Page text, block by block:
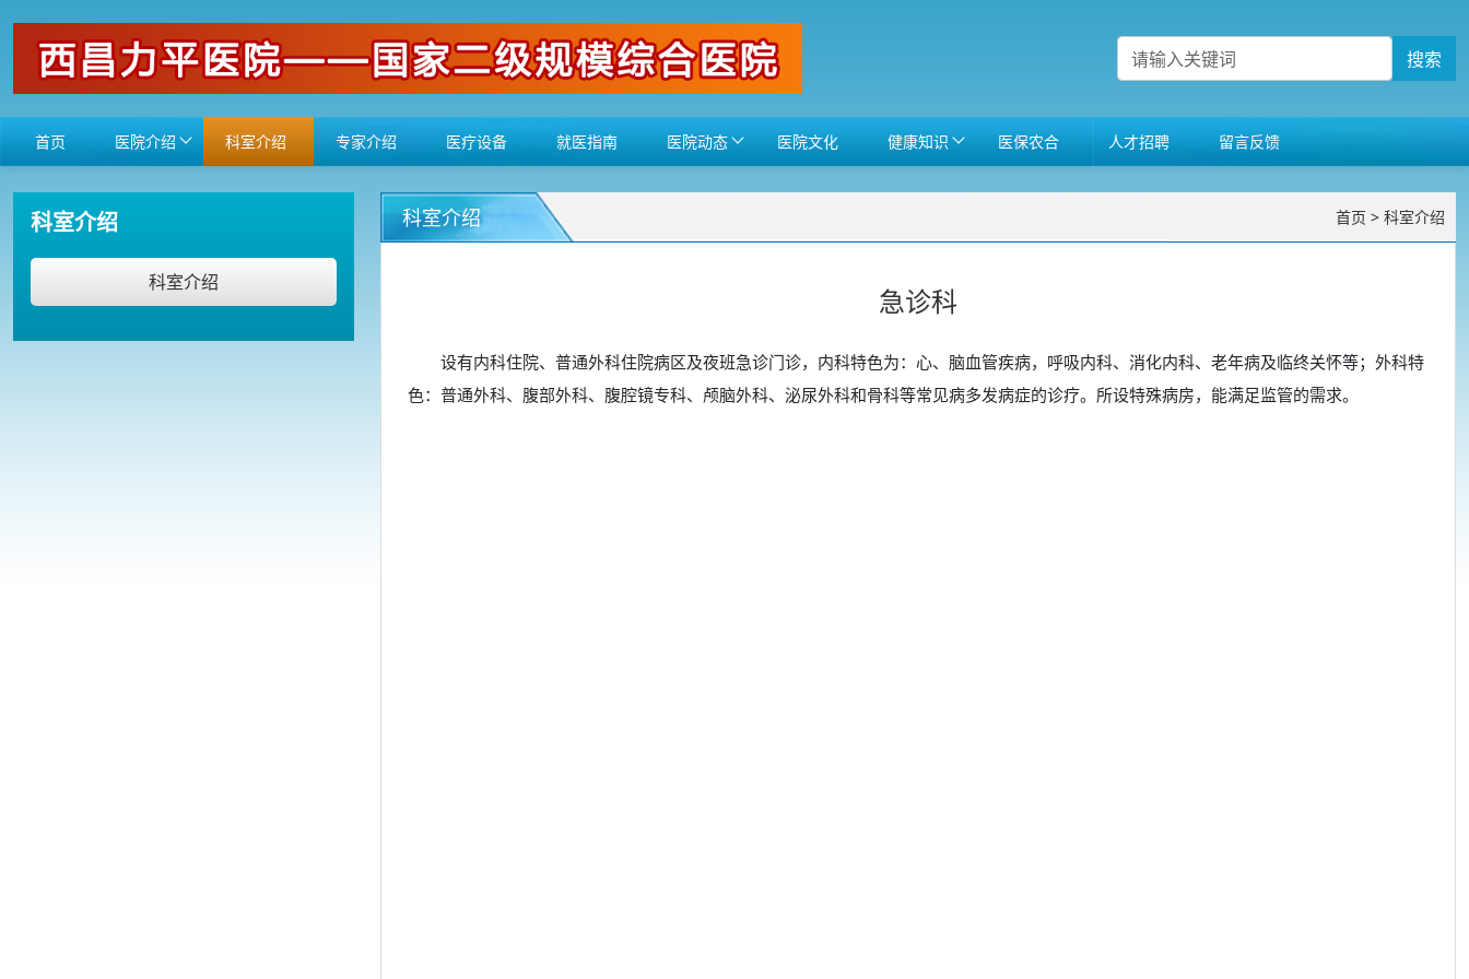
搜索
首页 医院介绍 科室介绍 专家介绍 医疗设备 就医指南 医院动态 医院文化 健康知识 医保农合 人才招聘 留言反馈
科室介绍
科室介绍
科室介绍 首页 > 科室介绍
急诊科
设有内科住院、普通外科住院病区及夜班急诊门诊，内科特色为：心、脑血管疾病，呼吸内科、消化内科、老年病及临终关怀等；外科特
色：普通外科、腹部外科、腹腔镜专科、颅脑外科、泌尿外科和骨科等常见病多发病症的诊疗。所设特殊病房，能满足监管的需求。